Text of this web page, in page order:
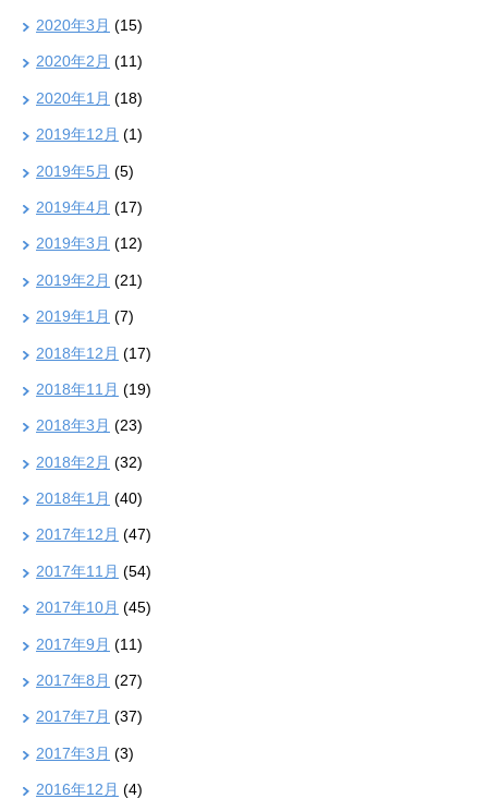
2020年3月 (15)
2020年2月 (11)
2020年1月 (18)
2019年12月 (1)
2019年5月 (5)
2019年4月 (17)
2019年3月 (12)
2019年2月 (21)
2019年1月 (7)
2018年12月 (17)
2018年11月 (19)
2018年3月 (23)
2018年2月 (32)
2018年1月 (40)
2017年12月 (47)
2017年11月 (54)
2017年10月 (45)
2017年9月 (11)
2017年8月 (27)
2017年7月 (37)
2017年3月 (3)
2016年12月 (4)